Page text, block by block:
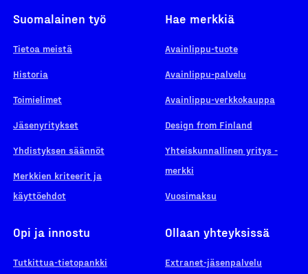
Suomalainen työ
Tietoa meistä
Historia
Toimielimet
Jäsenyritykset
Yhdistyksen säännöt
Merkkien kriteerit ja
käyttöehdot
Hae merkkiä
Avainlippu-tuote
Avainlippu-palvelu
Avainlippu-verkkokauppa
Design from Finland
Yhteiskunnallinen yritys -
merkki
Vuosimaksu
Opi ja innostu
Tutkittua-tietopankki
Ollaan yhteyksissä
Extranet-jäsenpalvelu